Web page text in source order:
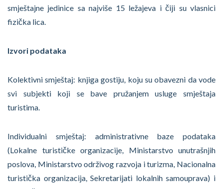
smještajne jedinice sa najviše 15 ležajeva i čiji su vlasnici
fizička lica.
Izvori podataka
Kolektivni smještaj: knjiga gostiju, koju su obavezni da vode
svi subjekti koji se bave pružanjem usluge smještaja
turistima.
Individualni smještaj: administrativne baze podataka
(Lokalne turističke organizacije, Ministarstvo unutrašnjih
poslova, Ministarstvo održivog razvoja i turizma, Nacionalna
turistička organizacija, Sekretarijati lokalnih samouprava) i